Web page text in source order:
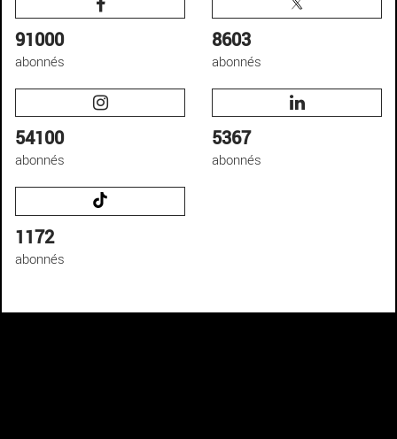
91000
abonnés
8603
abonnés
54100
abonnés
5367
abonnés
1172
abonnés